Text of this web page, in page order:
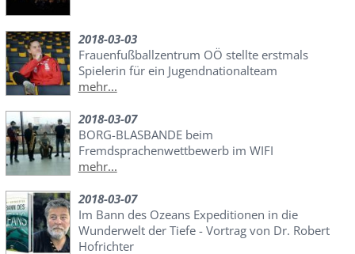
2018-03-03
Frauenfußballzentrum OÖ stellte erstmals
Spielerin für ein Jugendnationalteam
mehr...
2018-03-07
BORG-BLASBANDE beim
Fremdsprachenwettbewerb im WIFI
mehr...
2018-03-07
Im Bann des Ozeans Expeditionen in die
Wunderwelt der Tiefe - Vortrag von Dr. Robert
Hofrichter